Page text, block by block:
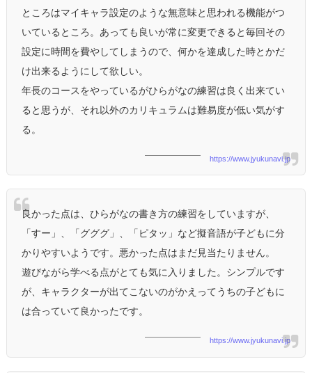
ところはマイキャラ設定のような無意味と思われる機能がつ
いているところ。あっても良いが常に変更できると毎回その
設定に時間を費やしてしまうので、何かを達成した時とかだ
け出来るようにして欲しい。
年長のコースをやっているがひらがなの練習は良く出来てい
ると思うが、それ以外のカリキュラムは難易度が低い気がす
る。
https://www.jyukunavi.jp
良かった点は、ひらがなの書き方の練習をしていますが、
「すー」、「グググ」、「ピタッ」など擬音語が子どもに分
かりやすいようです。悪かった点はまだ見当たりません。
遊びながら学べる点がとても気に入りました。シンプルです
が、キャラクターが出てこないのがかえってうちの子どもに
は合っていて良かったです。
https://www.jyukunavi.jp